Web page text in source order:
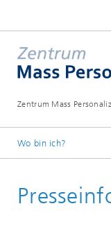
Zentrum Mass
Wo bin ich?
Aktuelles